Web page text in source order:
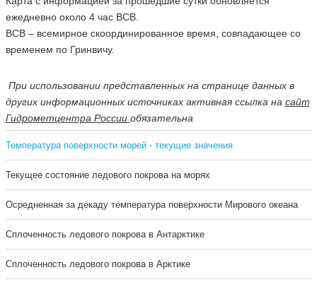
ежедневно около 4 час ВСВ.
ВСВ – всемирное скоординированное время, совпадающее со
временем по Гринвичу.
При использовании представленных на странице данных в
других информационных источниках активная ссылка на сайт
Гидрометцентра России обязательна
Температура поверхности морей - текущие значения
Текущее состояние ледового покрова на морях
Осредненная за декаду температура поверхности Мирового океана
Сплоченность ледового покрова в Антарктике
Сплоченность ледового покрова в Арктике